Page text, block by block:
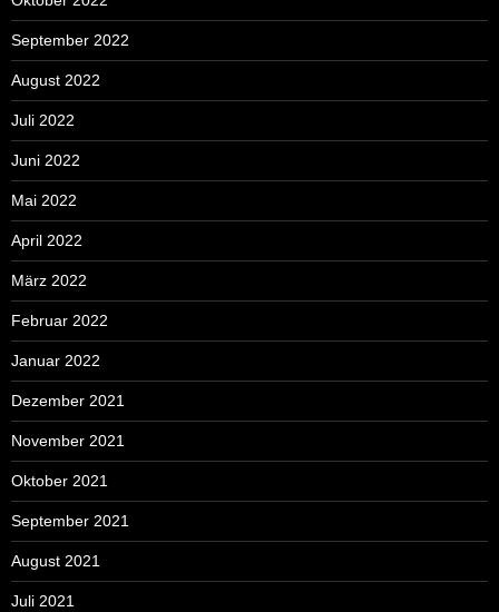
September 2022
August 2022
Juli 2022
Juni 2022
Mai 2022
April 2022
März 2022
Februar 2022
Januar 2022
Dezember 2021
November 2021
Oktober 2021
September 2021
August 2021
Juli 2021